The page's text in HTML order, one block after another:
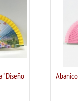
Abanico de madera "Diseño